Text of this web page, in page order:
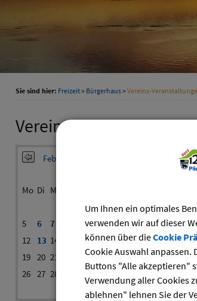
Sie sind hier: Freizeit> Bürgerhaus>Vereins-
Vereinsveranstaltungen
Februar 2024
Mo Di Mi
3
4
5
6 7 10 11
12
13 14 17 18
19 20 21 23 24 25
26 27 28
Datum
bis:
reset
Um Ihnen ein optimales
verwenden wir auf dieser
können über dieCookie
Cookie Auswahl anpassen.
Buttons "Alle akzeptieren"
Verwendung aller Cookies
ablehnen" lehnen Sie der